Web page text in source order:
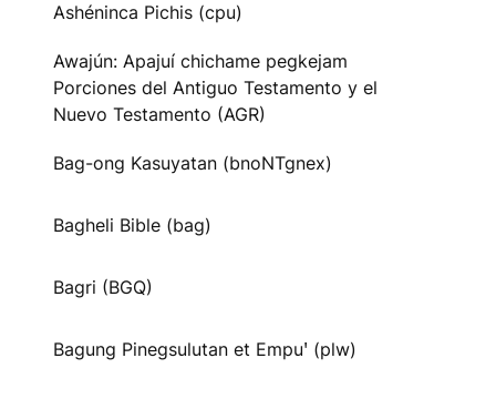
Ashéninca Pichis (cpu)
Awajún: Apajuí chichame pegkejam
Porciones del Antiguo Testamento y el
Nuevo Testamento (AGR)
Bag-ong Kasuyatan (bnoNTgnex)
Bagheli Bible (bag)
Bagri (BGQ)
Bagung Pinegsulutan et Empuꞌ (plw)